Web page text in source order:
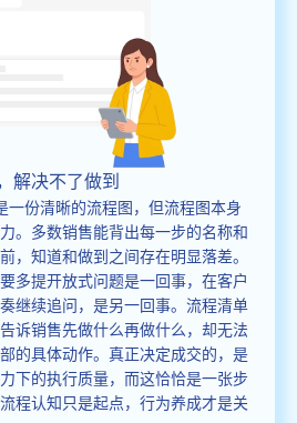
解决不了做到
一份清晰的流程图，但流程图本身
。多数销售能背出每一步的名称和
，知道和做到之间存在明显落差。
多提开放式问题是一回事，在客户
继续追问，是另一回事。流程清单
诉销售先做什么再做什么，却无法
的具体动作。真正决定成交的，是
下的执行质量，而这恰恰是一张步
程认知只是起点，行为养成才是关